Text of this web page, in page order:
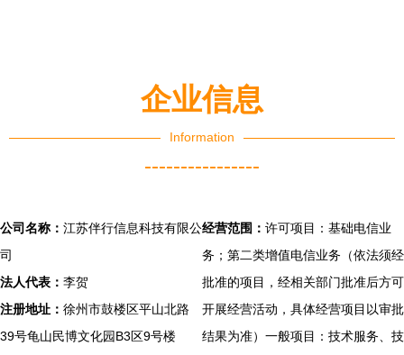
企业信息
Information
----------------
公司名称： 江苏伴行信息科技有限公
司
法人代表： 李贺
注册地址： 徐州市鼓楼区平山北路
39号龟山民博文化园B3区9号楼
经营范围： 许可项目：基础电信业
务；第二类增值电信业务（依法须经
批准的项目，经相关部门批准后方可
开展经营活动，具体经营项目以审批
结果为准）一般项目：技术服务、技